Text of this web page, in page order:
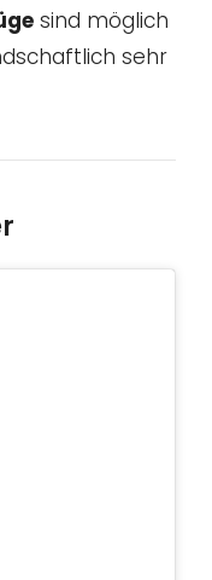
sind möglich
sehr